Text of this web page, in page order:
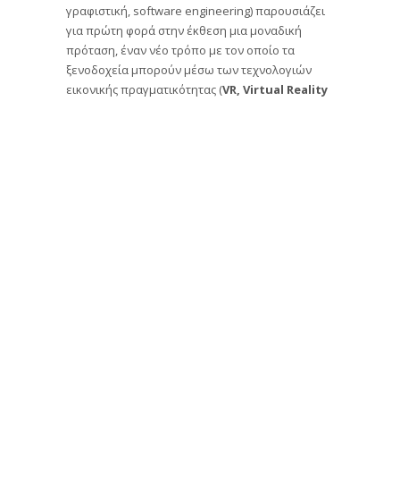
γραφιστική, software engineering) παρουσιάζει
για πρώτη φορά στην έκθεση μια μοναδική
πρόταση, έναν νέο τρόπο με τον οποίο τα
ξενοδοχεία μπορούν μέσω των τεχνολογιών
εικονικής πραγματικότητας (VR, Virtual Reality